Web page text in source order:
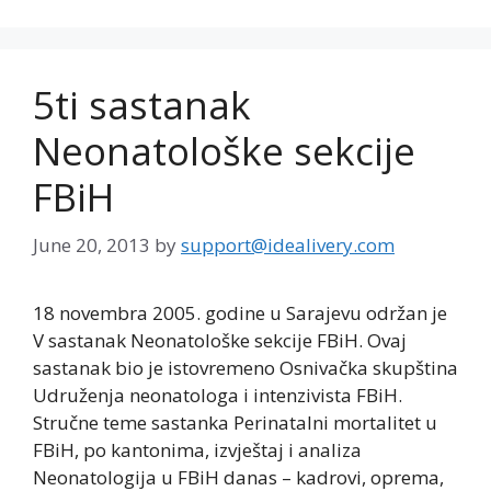
5ti sastanak
Neonatološke sekcije
FBiH
June 20, 2013 bysupport@idealivery.com
18 novembra 2005. godine u Sarajevu održan je
V sastanak Neonatološke sekcije FBiH. Ovaj
sastanak bio je istovremeno Osnivačka skupština
Udruženja neonatologa i intenzivista FBiH.
Stručne teme sastanka Perinatalni mortalitet u
FBiH, po kantonima, izvještaj i analiza
Neonatologija u FBiH danas – kadrovi, oprema,